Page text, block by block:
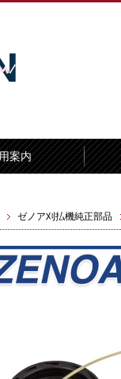
案内
ゼノア刈払機純正部品